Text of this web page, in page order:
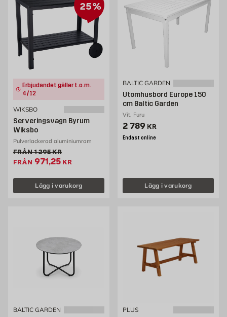
25%
Erbjudandet gäller t.o.m.
4/12
WIKSBO
Serveringsvagn Byrum
Wiksbo
Pulverlackerad aluminiumram
FRÅNGammalt pris 1295 kr
1 295KR
FRÅN Extrapris 971.25 kr
971,25 KR
Lägg i varukorg
BALTIC GARDEN
Utomhusbord Europe 150
cm Baltic Garden
Vit, Furu
Pris 2789 kr
2 789 KR
Endast online
Lägg i varukorg
BALTIC GARDEN PLUS